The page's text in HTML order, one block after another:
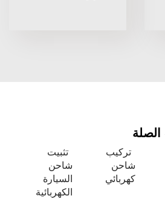
تركيب
شاحن
كهربائي
تثبيت
شاحن
السيارة
الكهربائية